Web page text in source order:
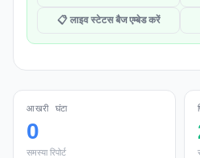
📋 लाइव स्टेटस बैज एम्बेड करें
आखरी घंटा
0
समस्या रिपोर्ट